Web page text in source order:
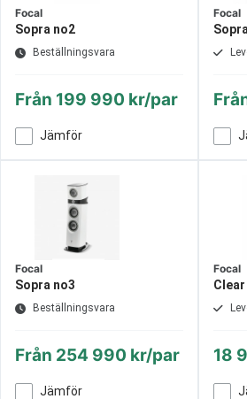
Focal
Sopra no2
Beställningsvara
Från 199 990 kr/par
Jämför
Focal
Focal
Sopra no3
Beställningsvara
Från 254 990 kr/par
Jämför
Focal
Clear
18